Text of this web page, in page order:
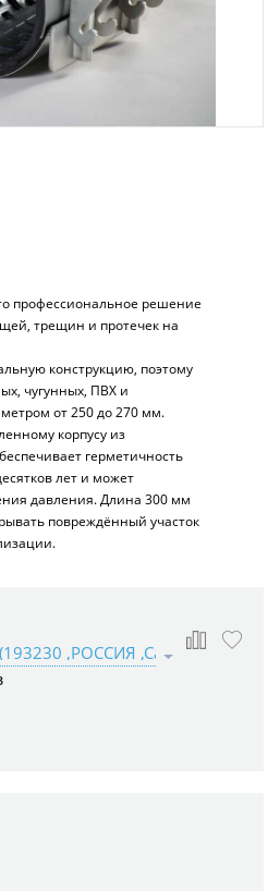
профессиональное решение
трещин и протечек на
конструкцию, поэтому
чугунных, ПВХ и
от 250 до 270 мм.
корпусу из
герметичность
лет и может
давления. Длина 300 мм
повреждённый участок